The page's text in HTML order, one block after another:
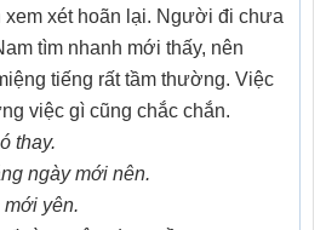
xét hoãn lại. Người đi chưa
tìm nhanh mới thấy, nên
tiếng rất tầm thường. Việc
việc gì cũng chắc chắn.
thay.
ngày mới nên.
yên.